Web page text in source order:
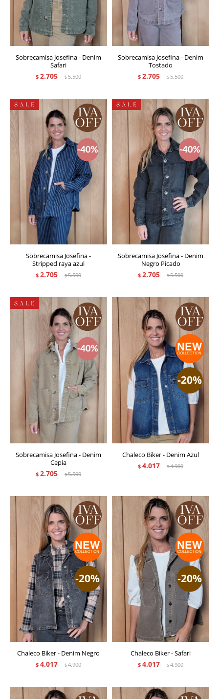
Sobrecamisa Josefina - Denim
Safari
$ 2.705 $5.500
Sobrecamisa Josefina - Denim
Tostado
$ 2.705 $5.500
Sobrecamisa Josefina -
Stripped raya azul
$ 2.705 $5.500
Sobrecamisa Josefina - Denim
Negro Picado
$ 2.705 $5.500
Sobrecamisa Josefina - Denim
Cepia
$ 2.705 $5.500
Chaleco Biker - Denim Azul
$ 4.017 $4.900
Chaleco Biker - Denim Negro
$ 4.017 $4.900
Chaleco Biker - Safari
$ 4.017 $4.900